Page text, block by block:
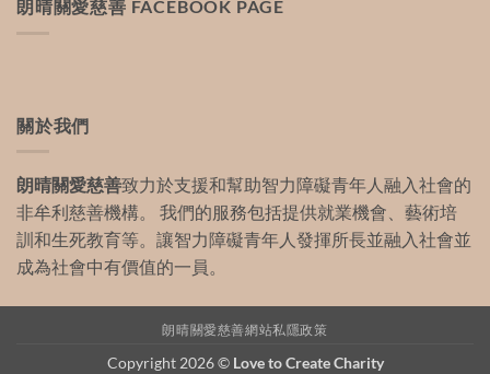
朗晴關愛慈善 FACEBOOK PAGE
關於我們
朗晴關愛慈善致力於支援和幫助智力障礙青年人融入社會的
非牟利慈善機構。 我們的服務包括提供就業機會、藝術培
訓和生死教育等。讓智力障礙青年人發揮所長並融入社會並
成為社會中有價值的一員。
朗晴關愛慈善網站私隱政策
Copyright 2026 © Love to Create Charity